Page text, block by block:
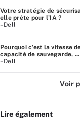
Votre stratégie de
elle prête pour l'IA ?
–Dell
Pourquoi c’est la vitesse
capacité de sauvegarde, ...
–Dell
Voir
Lire également